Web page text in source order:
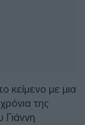
κείμενο με μια
της
Γιάννη